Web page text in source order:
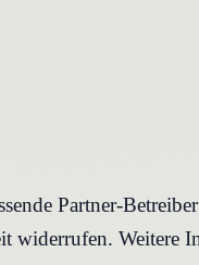
Partner-
widerrufen. Weitere